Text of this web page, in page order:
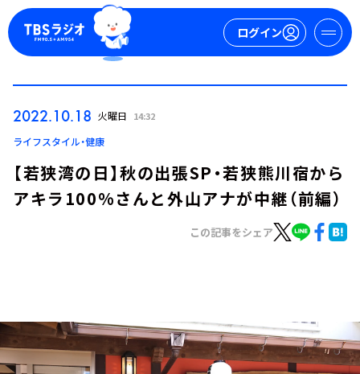
ログイン
ログイン
トピックス
TBS Podcast
お知らせ
2022.10.18 火曜日 14:32
ライフスタイル・健康
【若狭湾の日】秋の出張SP・若狭熊川宿から
アキラ100%さんと外山アナが中継（前編）
この記事をシェア